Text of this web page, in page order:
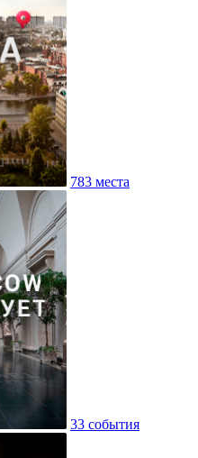
783 места
33 события